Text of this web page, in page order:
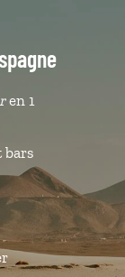
en 1
bars